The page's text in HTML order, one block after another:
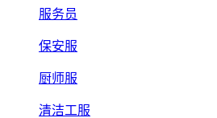
服务员
保安服
厨师服
清洁工服